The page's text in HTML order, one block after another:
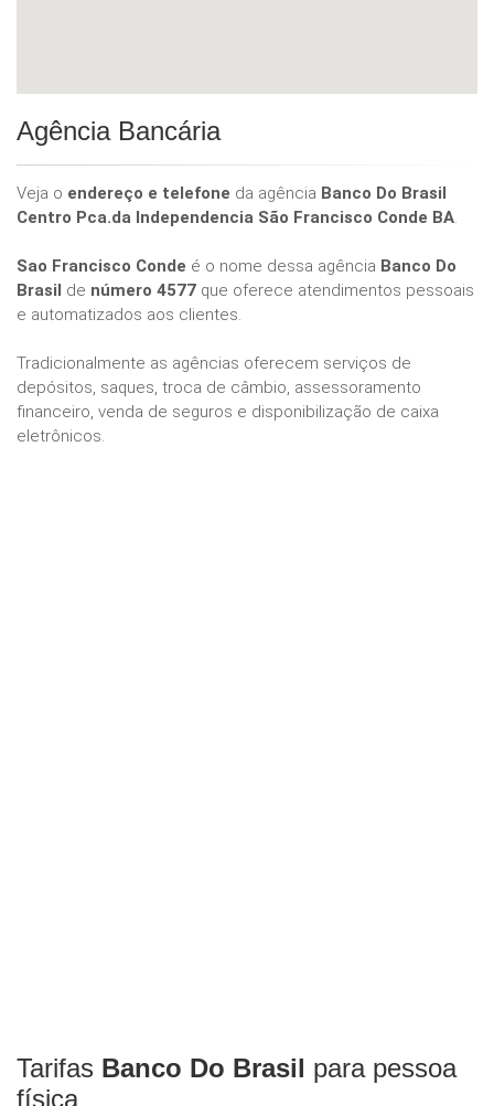
Agência Bancária
Veja o endereço e telefone da agência Banco Do Brasil
Centro Pca.da Independencia São Francisco Conde BA.
Sao Francisco Conde é o nome dessa agência Banco Do
Brasil de número 4577 que oferece atendimentos pessoais
e automatizados aos clientes.
Tradicionalmente as agências oferecem serviços de
depósitos, saques, troca de câmbio, assessoramento
financeiro, venda de seguros e disponibilização de caixa
eletrônicos.
Tarifas Banco Do Brasil para pessoa
física